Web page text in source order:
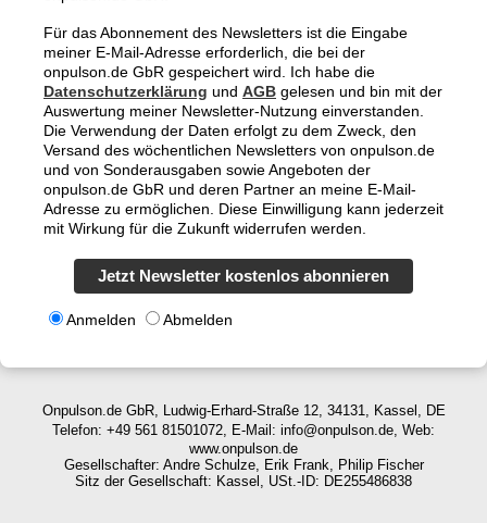
Für das Abonnement des Newsletters ist die Eingabe
meiner E-Mail-Adresse erforderlich, die bei der
onpulson.de GbR gespeichert wird. Ich habe die
Datenschutzerklärung und AGB gelesen und bin mit der
Auswertung meiner Newsletter-Nutzung einverstanden.
Die Verwendung der Daten erfolgt zu dem Zweck, den
Versand des wöchentlichen Newsletters von onpulson.de
und von Sonderausgaben sowie Angeboten der
onpulson.de GbR und deren Partner an meine E-Mail-
Adresse zu ermöglichen. Diese Einwilligung kann jederzeit
mit Wirkung für die Zukunft widerrufen werden.
Jetzt Newsletter kostenlos abonnieren
Anmelden Abmelden
Onpulson.de GbR, Ludwig-Erhard-Straße 12, 34131, Kassel, DE
Telefon: +49 561 81501072, E-Mail: info@onpulson.de, Web:
www.onpulson.de
Gesellschafter: Andre Schulze, Erik Frank, Philip Fischer
Sitz der Gesellschaft: Kassel, USt.-ID: DE255486838